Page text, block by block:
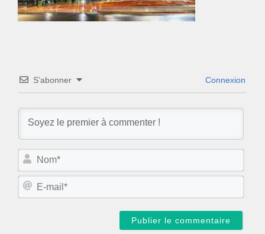
S’abonner Connexion
N
m
E